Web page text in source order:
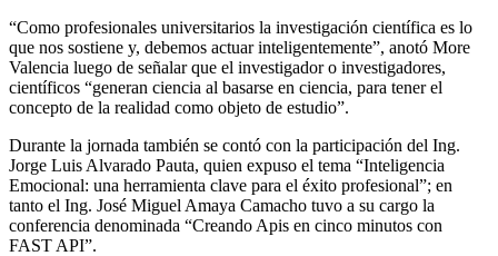
“Como profesionales universitarios la investigación científica es lo
que nos sostiene y, debemos actuar inteligentemente”, anotó More
Valencia luego de señalar que el investigador o investigadores,
científicos “generan ciencia al basarse en ciencia, para tener el
concepto de la realidad como objeto de estudio”.
Durante la jornada también se contó con la participación del Ing.
Jorge Luis Alvarado Pauta, quien expuso el tema “Inteligencia
Emocional: una herramienta clave para el éxito profesional”; en
tanto el Ing. José Miguel Amaya Camacho tuvo a su cargo la
conferencia denominada “Creando Apis en cinco minutos con
FAST API”.